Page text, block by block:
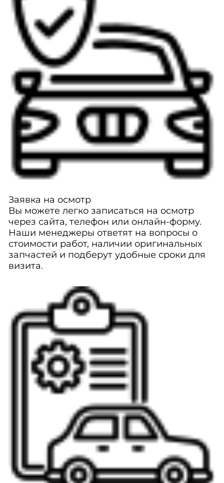
Заявка на осмотр
Вы можете легко записаться на осмотр
через сайта, телефон или онлайн-форму.
Наши менеджеры ответят на вопросы о
стоимости работ, наличии оригинальных
запчастей и подберут удобные сроки для
визита.